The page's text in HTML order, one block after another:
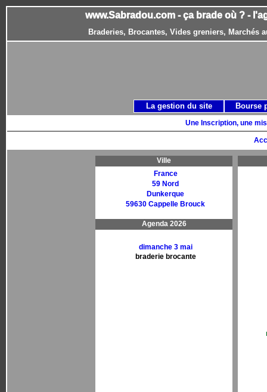
www.Sabradou.com - ça brade où ? -
Braderies, Brocantes, Vides greniers, Marchés
Une Inscription, une
Ville
France
59 Nord
Dunkerque
59630 Cappelle Brouck
Agenda 2026
dimanche 3 mai
braderie brocante
La gestion du site Bourse